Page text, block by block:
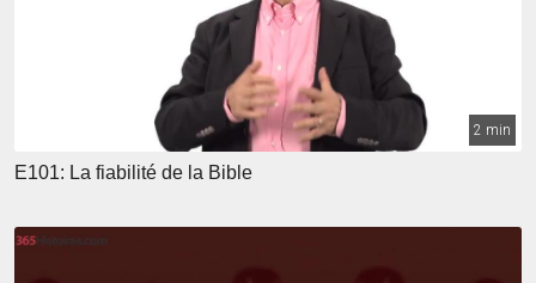
2 min
E101: La fiabilité de la Bible